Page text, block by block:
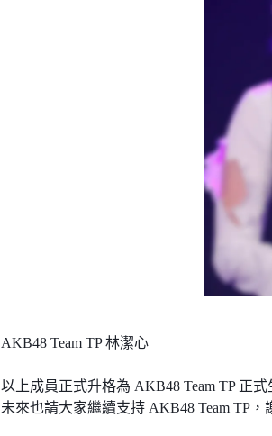
AKB48 Team TP 林潔心
以上成員正式升格為 AKB48 Team TP 正式
未來也請大家繼續支持 AKB48 Team TP，